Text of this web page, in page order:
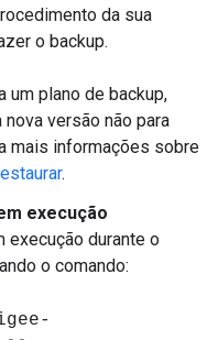
da sua
o backup.
um plano de backup,
versão não para
mais informações sobre
.
execução
execução durante o
o comando: